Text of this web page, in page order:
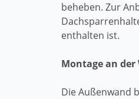
beheben. Zur
enthalten ist.
Montage an der
Die Außenwand